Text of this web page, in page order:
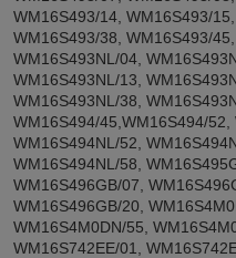
WM16S493/14, WM16S493/
WM16S493/38, WM16S493/45,
WM16S493NL/04,
WM16S493NL/13,
WM16S493NL/38,
WM16S494/45,WM16S494/52,
WM16S494NL/52,
WM16S494NL/58,
WM16S496GB/07,
WM16S496GB/20,
WM16S4M0DN/55,
WM16S742EE/01,